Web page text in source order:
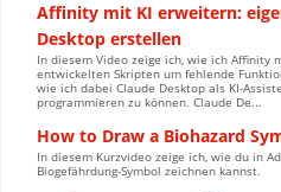
Affinity mit KI erweitern:
Desktop erstellen
In diesem Video zeige ich, wie ich Affinity
entwickelten Skripten um fehlende
wie ich dabei Claude Desktop als KI-
programmieren zu können. Claude De...
How to Draw a Biohazard
In diesem Kurzvideo zeige ich, wie du in
Biogefährdung-Symbol zeichnen kannst.